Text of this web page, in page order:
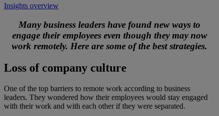
Insights overview
Many business leaders have found new ways to
engage their employees even though they may now
work remotely. Here are some of the best strategies.
Loss of company culture
One of the top barriers to remote work according to business
leaders. They wondered how their employees would stay engaged
with their work and with each other if they were separated.